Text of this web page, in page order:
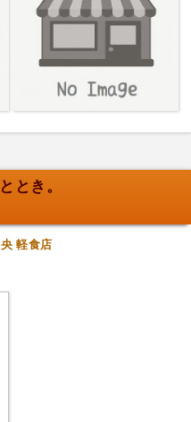
とき。
軽食店